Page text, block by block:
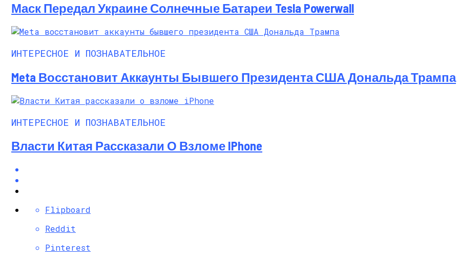
Маск Передал Украине Солнечные Батареи Tesla Powerwall
ИНТЕРЕСНОЕ И ПОЗНАВАТЕЛЬНОЕ
Meta Восстановит Аккаунты Бывшего Президента США Дональда Трампа
ИНТЕРЕСНОЕ И ПОЗНАВАТЕЛЬНОЕ
Власти Китая Рассказали О Взломе IPhone
Flipboard
Reddit
Pinterest